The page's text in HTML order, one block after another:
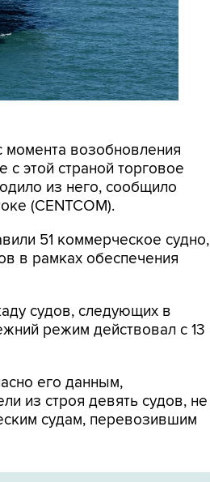
момента возобновления
этой страной торговое
из него, сообщило
(CENTCOM).
51 коммерческое судно,
в рамках обеспечения
судов, следующих в
режим действовал с 13
его данным,
из строя девять судов, не
судам, перевозившим